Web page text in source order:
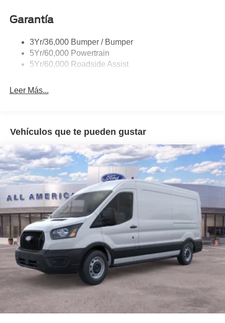
Headlamps - Auto On/Off
Tire Inflator/Sealant Kit
Wipers - Rain-Sensing
Garantía
3Yr/36,000 Bumper / Bumper
5Yr/60,000 Powertrain
5Yr/60,000 Roadside Assist
Leer Más...
Vehículos que te pueden gustar